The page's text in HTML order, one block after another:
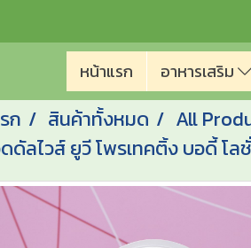
หน้าแรก อาหารเสริม
ก สินค้าทั้งหมด All
ดดัลไวส์ ยูวี โพรเทคติ้ง บอดี้ โล